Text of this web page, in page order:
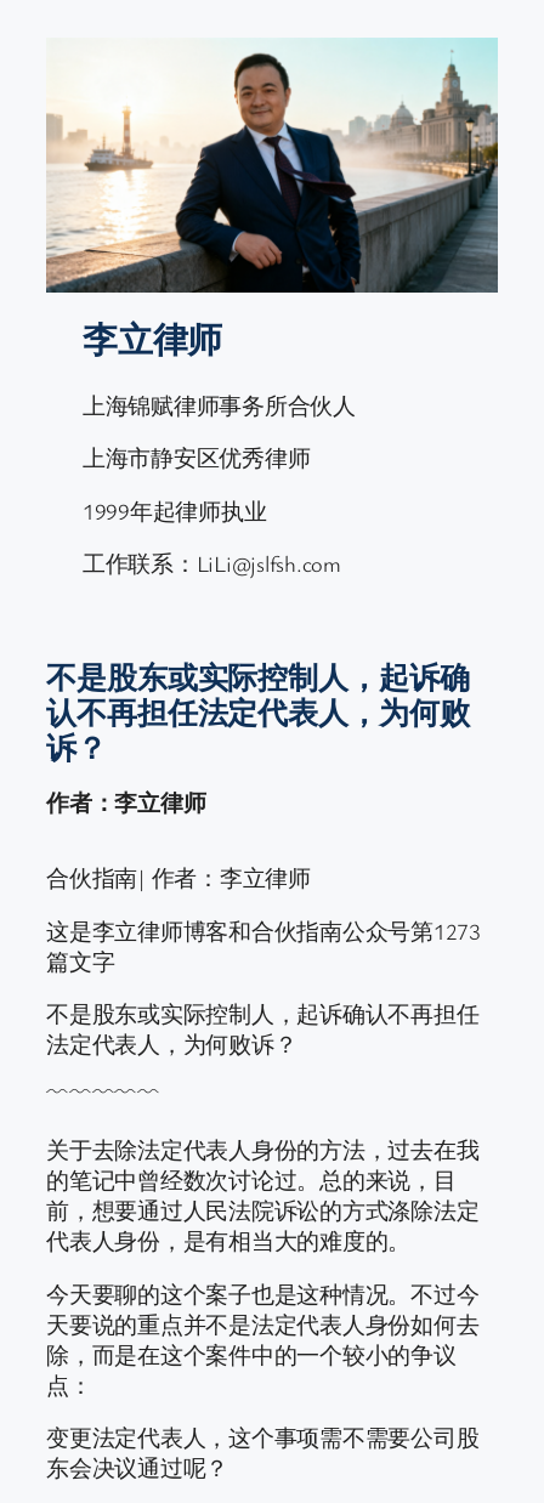
李立律师
上海锦赋律师事务所合伙人
上海市静安区优秀律师
1999年起律师执业
工作联系：LiLi@jslfsh.com
不是股东或实际控制人，起诉确
认不再担任法定代表人，为何败
诉？
作者：李立律师
合伙指南| 作者：李立律师
这是李立律师博客和合伙指南公众号第1273
篇文字
不是股东或实际控制人，起诉确认不再担任
法定代表人，为何败诉？
﹌﹌﹌﹌﹌
关于去除法定代表人身份的方法，过去在我
的笔记中曾经数次讨论过。总的来说，目
前，想要通过人民法院诉讼的方式涤除法定
代表人身份，是有相当大的难度的。
今天要聊的这个案子也是这种情况。不过今
天要说的重点并不是法定代表人身份如何去
除，而是在这个案件中的一个较小的争议
点：
变更法定代表人，这个事项需不需要公司股
东会决议通过呢？